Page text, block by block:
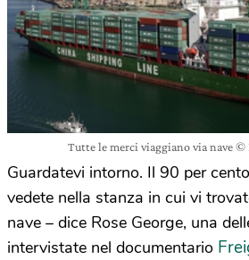
Tutte le merci viaggiano via nave ©
Guardatevi intorno. Il 90 per
vedete nella stanza in cui vi
nave – dice Rose George, una
intervistate nel documentario